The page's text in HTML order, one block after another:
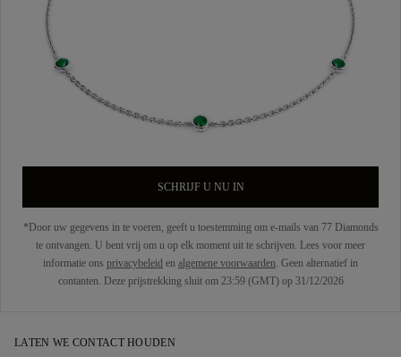
SCHRIJF U NU IN
*Door uw gegevens in te voeren, geeft u toestemming om e-mails van 77 Diamonds
te ontvangen. U bent vrij om u op elk moment uit te schrijven. Lees voor meer
informatie ons privacybeleid en algemene voorwaarden. Geen alternatief in
contanten. Deze prijstrekking sluit om 23:59 (GMT) op 31/12/2026
LATEN WE CONTACT HOUDEN